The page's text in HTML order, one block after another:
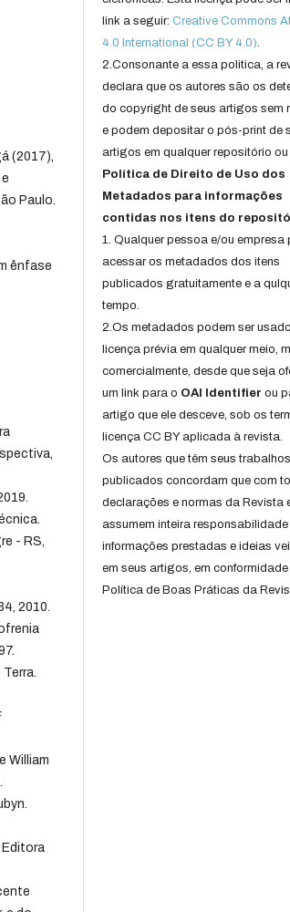
(2017),
Paulo.
ênfase
- RS,
2010.
William
Editora
link a seguir:Creative Commons
4.0 International (CC BY 4.0).
2.Consonante a essa politica, a
declara que os autores são os
do copyright de seus artigos sem
e podem depositar o pós-print de
artigos em qualquer repositório ou
Política de Direito de Uso dos
Metadados para informações
contidas nos itens do
1. Qualquer pessoa e/ou empresa
acessar os metadados dos itens
publicados gratuitamente e a
tempo.
2.Os metadados podem ser
licença prévia em qualquer meio,
comercialmente, desde que seja
um link para o OAI Identifier ou
artigo que ele desceve, sob os
licença CC BY aplicada à revista.
Os autores que têm seus trabalhos
publicados concordam que com
declarações e normas da Revista
assumem inteira responsabilidade
informações prestadas e ideias
em seus artigos, em
Política de Boas Práticas da